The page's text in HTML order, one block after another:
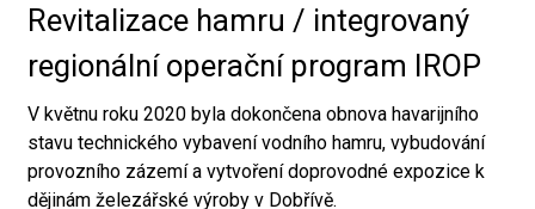
Revitalizace hamru / integrovaný
regionální operační program IROP
V květnu roku 2020 byla dokončena obnova havarijního
stavu technického vybavení vodního hamru, vybudování
provozního zázemí a vytvoření doprovodné expozice k
dějinám železářské výroby v Dobřívě.